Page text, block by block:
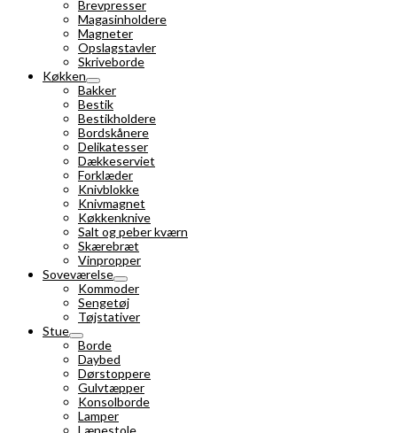
Brevpresser
Magasinholdere
Magneter
Opslagstavler
Skriveborde
Køkken
Bakker
Bestik
Bestikholdere
Bordskånere
Delikatesser
Dækkeserviet
Forklæder
Knivblokke
Knivmagnet
Køkkenknive
Salt og peber kværn
Skærebræt
Vinpropper
Soveværelse
Kommoder
Sengetøj
Tøjstativer
Stue
Borde
Daybed
Dørstoppere
Gulvtæpper
Konsolborde
Lamper
Lænestole